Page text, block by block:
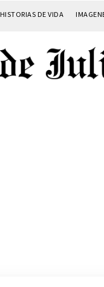
HISTORIAS DE VIDA